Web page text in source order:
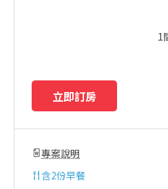
1
立即訂房
專案說明
含2份早餐